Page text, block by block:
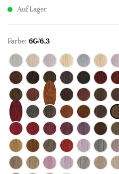
Auf Lager
Farbe: 6G/6.3